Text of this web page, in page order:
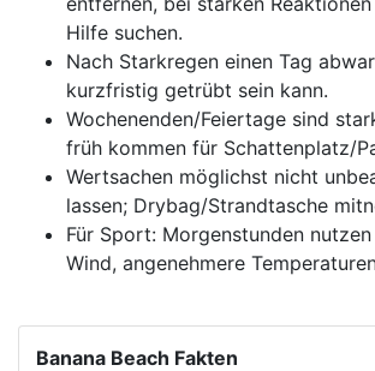
Hilfe suchen.
Nach Starkregen einen Tag
kurzfristig getrübt sein kann.
Wochenenden/Feiertage sind
früh kommen für Schattenplatz/
Wertsachen möglichst nicht
lassen; Drybag/Strandtasche
Für Sport: Morgenstunden
Wind, angenehmere
Banana Beach Fakten